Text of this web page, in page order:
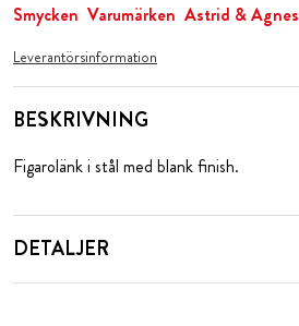
Smycken Varumärken Astrid & Agnes
Leverantörsinformation
BESKRIVNING
Figarolänk i stål med blank finish.
DETALJER